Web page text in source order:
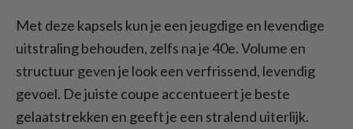
Met deze kapsels kun je een jeugdige en levendige
uitstraling behouden, zelfs na je 40e. Volume en
structuur geven je look een verfrissend, levendig
gevoel. De juiste coupe accentueert je beste
gelaatstrekken en geeft je een stralend uiterlijk.